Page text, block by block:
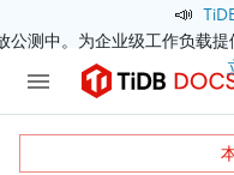
📣
公测中。为企业级工作负载